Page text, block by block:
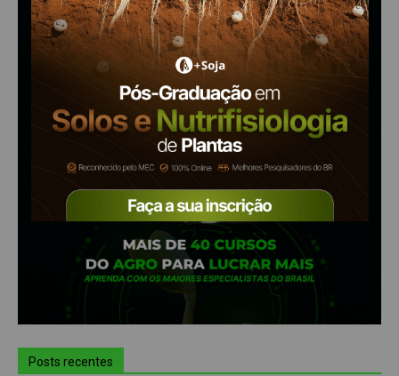
Posts recentes